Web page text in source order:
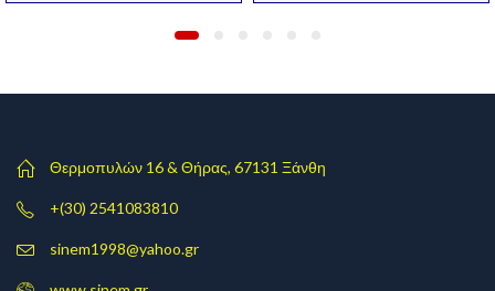
5,80 €.
4,20 €.
Θερμοπυλών 16 & Θήρας, 67131 Ξάνθη
+(30) 2541083810
sinem1998@yahoo.gr